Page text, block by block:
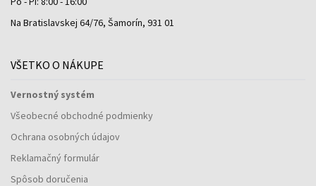
Na Bratislavskej 64/76, Šamorín, 931 01
VŠETKO O NÁKUPE
Vernostný systém
Všeobecné obchodné podmienky
Ochrana osobných údajov
Reklamačný formulár
Spôsob doručenia